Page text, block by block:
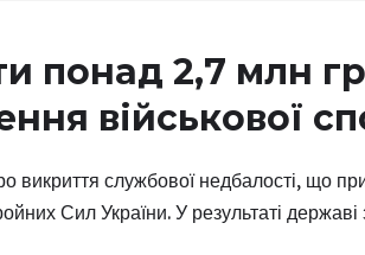
понад 2,7 млн
військової
викриття службової недбалості, що
Сил України. У результаті